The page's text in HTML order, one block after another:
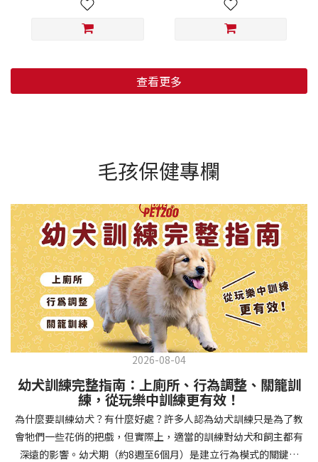
查看更多
毛孩保健專欄
2026-08-04
幼犬訓練完整指南：上廁所、行為調整、關籠訓
練，從玩樂中訓練更有效！
為什麼要訓練幼犬？有什麼好處？許多人認為幼犬訓練只是為了教
會牠們一些花俏的把戲，但實際上，適當的訓練對幼犬和飼主都有
深遠的影響。幼犬期（約8週至6個月）是建立行為模式的關鍵時